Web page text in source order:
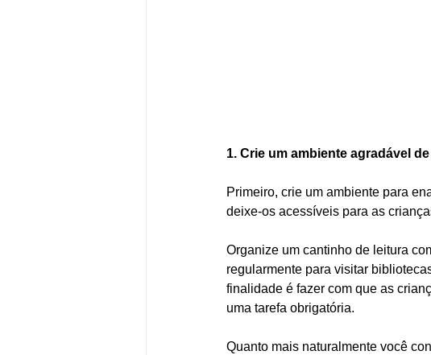
1. Crie um ambiente agradável
Primeiro, crie um ambiente para
deixe-os acessíveis para as
Organize um cantinho de leitura
regularmente para visitar
finalidade é fazer com que as
uma tarefa obrigatória.
Quanto mais naturalmente você